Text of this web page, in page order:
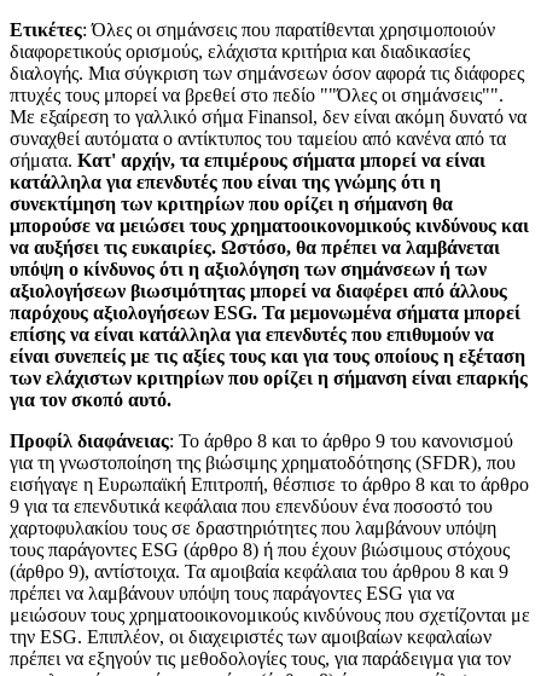
Ετικέτες: Όλες οι σημάνσεις που παρατίθενται χρησιμοποιούν
διαφορετικούς ορισμούς, ελάχιστα κριτήρια και διαδικασίες
διαλογής. Μια σύγκριση των σημάνσεων όσον αφορά τις διάφορες
πτυχές τους μπορεί να βρεθεί στο πεδίο ""Όλες οι σημάνσεις"".
Με εξαίρεση το γαλλικό σήμα Finansol, δεν είναι ακόμη δυνατό να
συναχθεί αυτόματα ο αντίκτυπος του ταμείου από κανένα από τα
σήματα. Κατ' αρχήν, τα επιμέρους σήματα μπορεί να είναι
κατάλληλα για επενδυτές που είναι της γνώμης ότι η
συνεκτίμηση των κριτηρίων που ορίζει η σήμανση θα
μπορούσε να μειώσει τους χρηματοοικονομικούς κινδύνους και
να αυξήσει τις ευκαιρίες. Ωστόσο, θα πρέπει να λαμβάνεται
υπόψη ο κίνδυνος ότι η αξιολόγηση των σημάνσεων ή των
αξιολογήσεων βιωσιμότητας μπορεί να διαφέρει από άλλους
παρόχους αξιολογήσεων ESG. Τα μεμονωμένα σήματα μπορεί
επίσης να είναι κατάλληλα για επενδυτές που επιθυμούν να
είναι συνεπείς με τις αξίες τους και για τους οποίους η εξέταση
των ελάχιστων κριτηρίων που ορίζει η σήμανση είναι επαρκής
για τον σκοπό αυτό.
Προφίλ διαφάνειας: Το άρθρο 8 και το άρθρο 9 του κανονισμού
για τη γνωστοποίηση της βιώσιμης χρηματοδότησης (SFDR), που
εισήγαγε η Ευρωπαϊκή Επιτροπή, θέσπισε το άρθρο 8 και το άρθρο
9 για τα επενδυτικά κεφάλαια που επενδύουν ένα ποσοστό του
χαρτοφυλακίου τους σε δραστηριότητες που λαμβάνουν υπόψη
τους παράγοντες ESG (άρθρο 8) ή που έχουν βιώσιμους στόχους
(άρθρο 9), αντίστοιχα. Τα αμοιβαία κεφάλαια του άρθρου 8 και 9
πρέπει να λαμβάνουν υπόψη τους παράγοντες ESG για να
μειώσουν τους χρηματοοικονομικούς κινδύνους που σχετίζονται με
την ESG. Επιπλέον, οι διαχειριστές των αμοιβαίων κεφαλαίων
πρέπει να εξηγούν τις μεθοδολογίες τους, για παράδειγμα για τον